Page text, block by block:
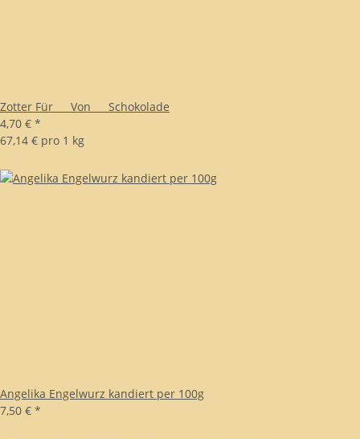
Zotter Für___ Von___ Schokolade
4,70 € *
67,14 € pro 1 kg
Angelika Engelwurz kandiert per 100g
7,50 € *